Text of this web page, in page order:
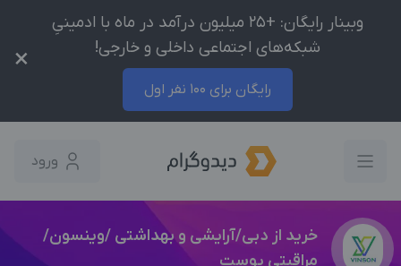
وبینار رایگان: +25 میلیون درآمد در ماه با ادمینیِ
شبکه‌های اجتماعی داخلی و خارجی!
رایگان برای 100 نفر اول
×
ورود
خرید از دبی/آرایشی و بهداشتی /وینسون/
مراقبتی پوست